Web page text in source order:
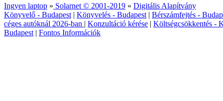
Ingyen laptop » Solarnet © 2001-2019 « Digitális Alapítvány
Könyvelő - Budapest | Könyvelés - Budapest | Bérszámfejtés -
céges autóknál 2026‑ban | Konzultáció kérése | Költségcsökkentés -
Budapest | Fontos Információk